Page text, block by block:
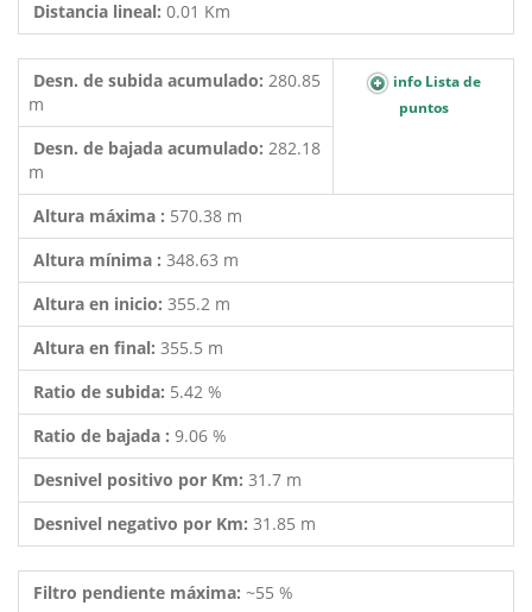
Distancia lineal: 0.01 Km
Desn. de subida acumulado: 280.85
m
info Lista de
puntos
Desn. de bajada acumulado: 282.18
m
Altura máxima : 570.38 m
Altura mínima : 348.63 m
Altura en inicio: 355.2 m
Altura en final: 355.5 m
Ratio de subida: 5.42 %
Ratio de bajada : 9.06 %
Desnivel positivo por Km: 31.7 m
Desnivel negativo por Km: 31.85 m
Filtro pendiente máxima: ~55 %